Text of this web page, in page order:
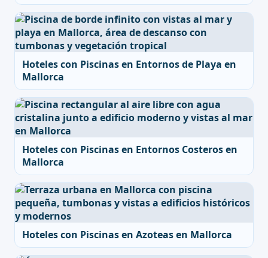
Hoteles con Piscinas en Entornos de Playa en
Mallorca
Hoteles con Piscinas en Entornos Costeros en
Mallorca
Hoteles con Piscinas en Azoteas en Mallorca